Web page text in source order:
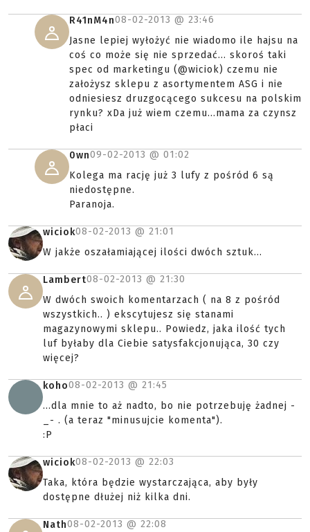
R41nM4n08-02-2013 @ 23:46
Jasne lepiej wyłożyć nie wiadomo ile hajsu na
coś co może się nie sprzedać... skoroś taki
spec od marketingu (@wiciok) czemu nie
założysz sklepu z asortymentem ASG i nie
odniesiesz druzgocącego sukcesu na polskim
rynku? xDa już wiem czemu...mama za czynsz
płaci
0wn09-02-2013 @ 01:02
Kolega ma rację już 3 lufy z pośród 6 są
niedostępne.
Paranoja.
wiciok08-02-2013 @ 21:01
W jakże oszałamiającej ilości dwóch sztuk...
Lambert08-02-2013 @ 21:30
W dwóch swoich komentarzach ( na 8 z pośród
wszystkich.. ) ekscytujesz się stanami
magazynowymi sklepu.. Powiedz, jaka ilość tych
luf byłaby dla Ciebie satysfakcjonująca, 30 czy
więcej?
koho08-02-2013 @ 21:45
...dla mnie to aż nadto, bo nie potrzebuję żadnej -
_- . (a teraz "minusujcie komenta").
:P
wiciok08-02-2013 @ 22:03
Taka, która będzie wystarczająca, aby były
dostępne dłużej niż kilka dni.
Nath08-02-2013 @ 22:08